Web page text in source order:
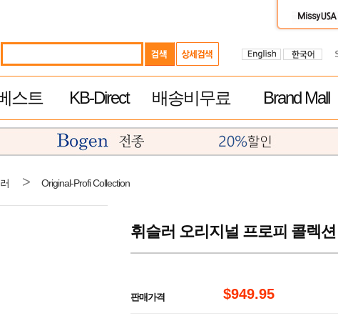
스트 KB-Direct 배송비무료 Brand Mall
> Original-Profi Collection
휘슬러 오리지널 프로피 콜렉
판매가격 $949.95